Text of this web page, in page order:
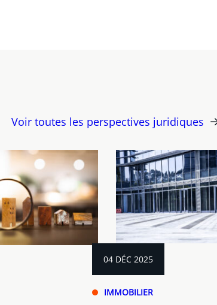
Voir toutes les perspectives juridiques
04 DÉC 2025
IMMOBILIER